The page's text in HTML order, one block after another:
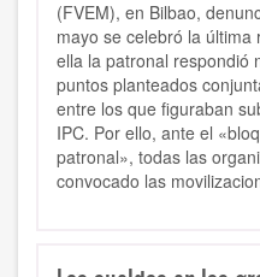
(FVEM), en Bilbao,
mayo se celebró la
ella la patronal respondió
puntos planteados
entre los que figuraban
IPC. Por ello, ante el
patronal», todas las
convocado las